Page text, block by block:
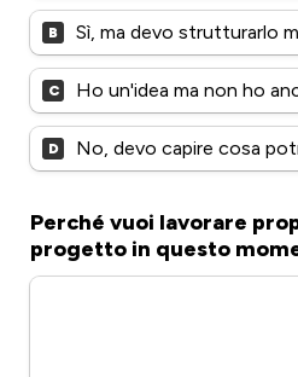
B Sì, ma devo strutturarlo
C Ho un'idea ma non ho
D No, devo capire cosa
Perché vuoi lavorare
progetto in questo